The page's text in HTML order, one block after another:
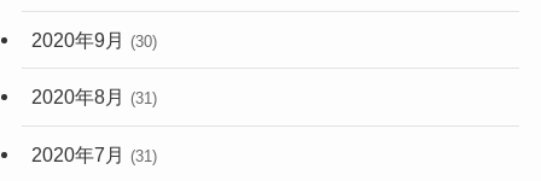
2020年9月 (30)
2020年8月 (31)
2020年7月 (31)